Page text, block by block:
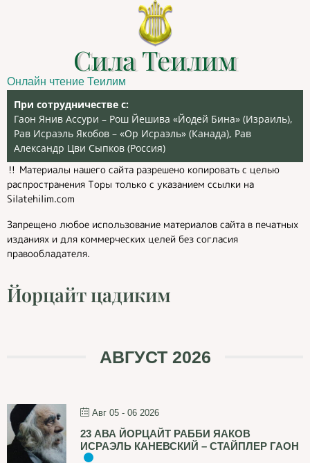
Сила Теилим
Онлайн чтение Теилим
При сотрудничестве с:
Гаон Янив Ассури – Рош Йешива «Йодей Бина» (Израиль),
Рав Исраэль Якобов – «Ор Исраэль» (Канада), Рав
Александр Цви Сыпков (Россия)
‼️ Материалы нашего сайта разрешено копировать с целью
распространения Торы только с указанием ссылки на
Silatehilim.com
Запрещено любое использование материалов сайта в печатных
изданиях и для коммерческих целей без согласия
правообладателя.
Йорцайт цадиким
АВГУСТ 2026
Авг 05 - 06 2026
23 АВА ЙОРЦАЙТ РАББИ ЯАКОВ
ИСРАЭЛЬ КАНЕВСКИЙ – СТАЙПЛЕР ГАОН